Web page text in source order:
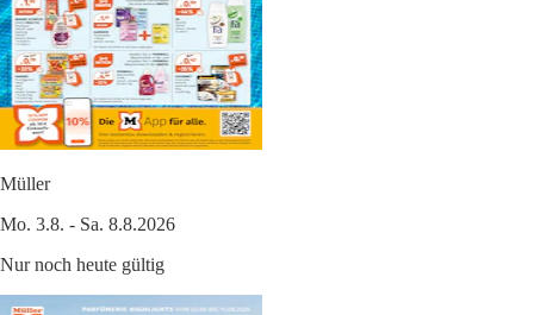
Müller
Mo. 3.8. - Sa. 8.8.2026
Nur noch heute gültig